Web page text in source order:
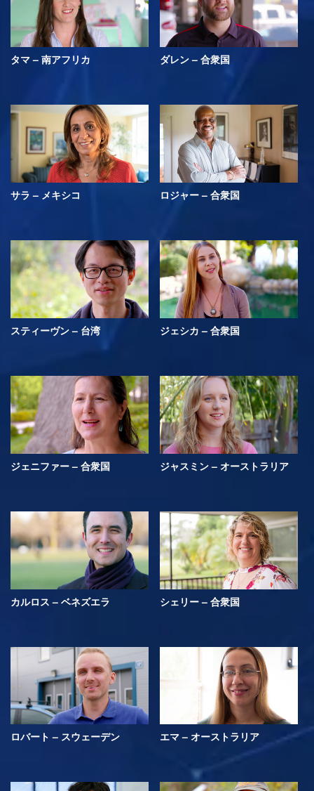
タマ – 南アフリカ ダレン – 合衆国
サラ – メキシコ ロジャー – 合衆国
スティーヴン – 台湾 ジェシカ – 合衆国
ジェニファー – 合衆国 ジャスミン – オーストラリア
カルロス – ベネズエラ シェリー – 合衆国
ロバート – スウェーデン エマ – オーストラリア